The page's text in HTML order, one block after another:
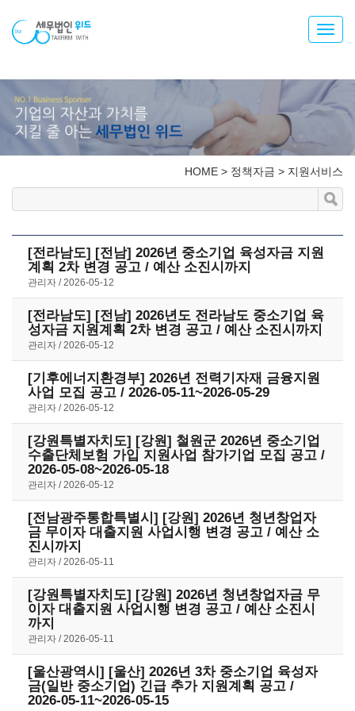
HOME > 정책자금 > 지원서비스
[전라남도] [전남] 2026년 중소기업 육성자금 지원
계획 2차 변경 공고 / 예산 소진시까지
관리자 2026-05-12
[전라남도] [전남] 2026년도 전라남도 중소기업 육
성자금 지원계획 2차 변경 공고 / 예산 소진시까지
관리자 2026-05-12
[기후에너지환경부] 2026년 전력기자재 금융지원
사업 모집 공고 / 2026-05-11~2026-05-29
관리자 2026-05-12
[강원특별자치도] [강원] 철원군 2026년 중소기업
수출단체보험 가입 지원사업 참가기업 모집 공고 /
2026-05-08~2026-05-18
관리자 2026-05-12
[전남광주통합특별시] [강원] 2026년 청년창업자
금 무이자 대출지원 사업시행 변경 공고 / 예산 소
진시까지
관리자 2026-05-11
[강원특별자치도] [강원] 2026년 청년창업자금 무
이자 대출지원 사업시행 변경 공고 / 예산 소진시
까지
관리자 2026-05-11
[울산광역시] [울산] 2026년 3차 중소기업 육성자
금(일반 중소기업) 긴급 추가 지원계획 공고 /
2026-05-11~2026-05-15